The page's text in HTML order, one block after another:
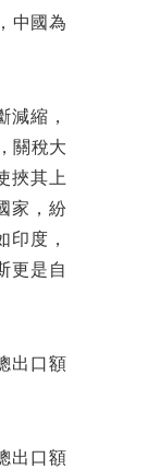
中國為
減縮，
關稅大
挾其上
家，紛
印度，
更是自
出口額
出口額